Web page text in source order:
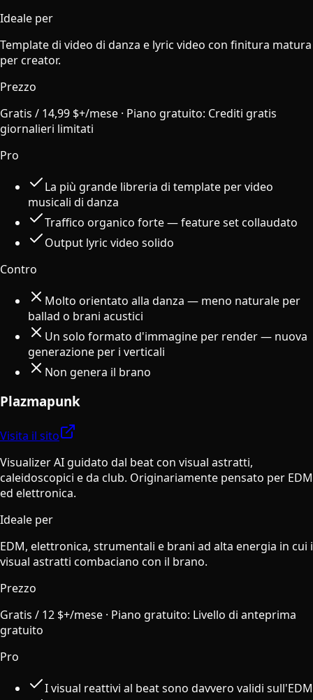
Ideale per
Template di video di danza e lyric video con finitura matura
per creator.
Prezzo
Gratis / 14,99 $+/mese · Piano gratuito: Crediti gratis
giornalieri limitati
Pro
La più grande libreria di template per video
musicali di danza
Traffico organico forte — feature set collaudato
Output lyric video solido
Contro
Molto orientato alla danza — meno naturale per
ballad o brani acustici
Un solo formato d'immagine per render — nuova
generazione per i verticali
Non genera il brano
Plazmapunk
Visita il sito
Visualizer AI guidato dal beat con visual astratti,
caleidoscopici e da club. Originariamente pensato per EDM
ed elettronica.
Ideale per
EDM, elettronica, strumentali e brani ad alta energia in cui i
visual astratti combaciano con il brano.
Prezzo
Gratis / 12 $+/mese · Piano gratuito: Livello di anteprima
gratuito
Pro
I visual reattivi al beat sono davvero validi sull'EDM